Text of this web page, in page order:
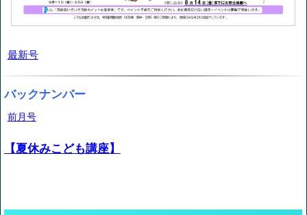
最新号
バックナンバー
前月号
【夏休みこども講座】